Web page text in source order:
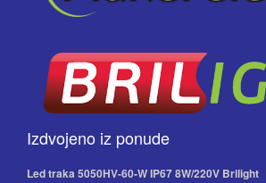
Izdvojeno iz ponude
Led traka 5050HV-60-W IP67 8W/220V Brilight